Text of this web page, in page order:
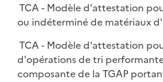
TCA - Modèle d'attestation
ou indéterminé de matériaux
TCA - Modèle d'attestation
d'opérations de tri
composante de la TGAP